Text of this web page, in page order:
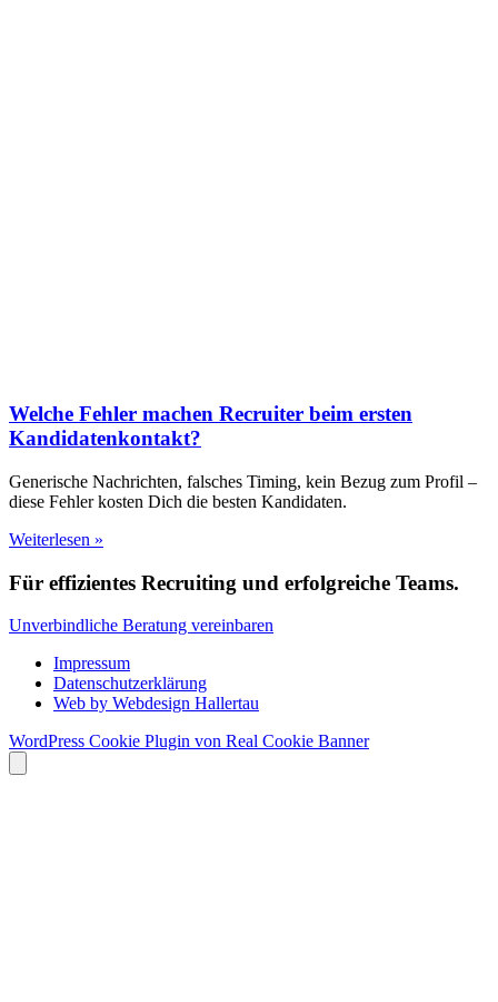
Welche Fehler machen Recruiter beim ersten
Kandidatenkontakt?
Generische Nachrichten, falsches Timing, kein Bezug zum Profil –
diese Fehler kosten Dich die besten Kandidaten.
Weiterlesen »
Für effizientes Recruiting und erfolgreiche Teams.
Unverbindliche Beratung vereinbaren
Impressum
Datenschutzerklärung
Web by Webdesign Hallertau
WordPress Cookie Plugin von Real Cookie Banner